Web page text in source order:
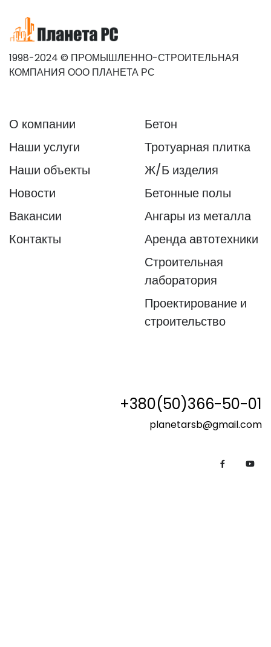
1998-2024 © ПРОМЫШЛЕННО-СТРОИТЕЛЬНАЯ
КОМПАНИЯ ООО ПЛАНЕТА РС
О компании
Наши услуги
Наши объекты
Новости
Вакансии
Контакты
Бетон
Тротуарная плитка
Ж/Б изделия
Бетонные полы
Ангары из металла
Аренда автотехники
Строительная
лаборатория
Проектирование и
строительство
+380(50)366-50-01
planetarsb@gmail.com